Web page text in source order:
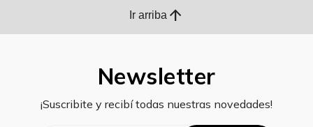
Ir arriba arrow_upward
Newsletter
¡Suscribite y recibí todas nuestras novedades!